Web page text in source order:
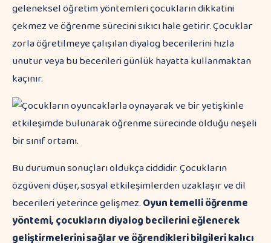
geleneksel öğretim yöntemleri çocukların dikkatini
çekmez ve öğrenme sürecini sıkıcı hale getirir. Çocuklar
zorla öğretilmeye çalışılan diyalog becerilerini hızla
unutur veya bu becerileri günlük hayatta kullanmaktan
kaçınır.
Bu durumun sonuçları oldukça ciddidir. Çocukların
özgüveni düşer, sosyal etkileşimlerden uzaklaşır ve dil
becerileri yeterince gelişmez.Oyun temelli öğrenme
yöntemi, çocukların diyalog becilerini eğlenerek
geliştirmelerini sağlar ve öğrendikleri bilgileri kalıcı